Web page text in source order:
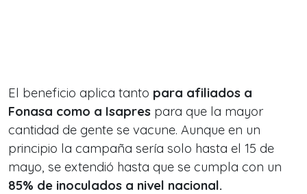
El beneficio aplica tanto para afiliados a
Fonasa como a Isapres para que la mayor
cantidad de gente se vacune. Aunque en un
principio la campaña sería solo hasta el 15 de
mayo, se extendió hasta que se cumpla con un
85% de inoculados a nivel nacional.